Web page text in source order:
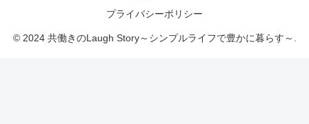
プライバシーポリシー
© 2024 共働きのLaugh Story～シンプルライフで豊かに暮らす～.